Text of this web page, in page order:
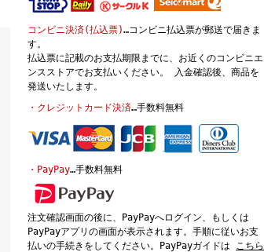
コンビニ決済(払込票)…コンビニ払込票が郵送で届きま
す。
払込票に記載のお支払期限までに、お近くのコンビニエ
ンスストアでお支払いください。 入金確認後、商品を
発送いたします。
・クレジットカード決済…手数料無料
・PayPay…手数料無料
注文確認画面の後に、PayPayへログイン、もしくは
PayPayアプリの画面が表示されます。手順に従いお支
払いの手続きをしてください。PayPayガイドは こちら